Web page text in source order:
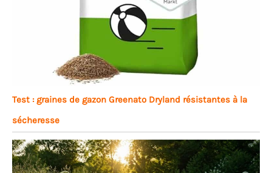
Test : graines de gazon Greenato Dryland résistantes à la
sécheresse